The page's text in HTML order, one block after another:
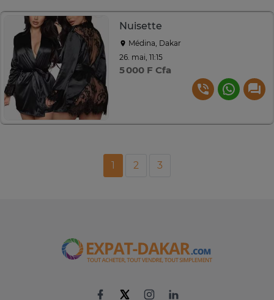
Nuisette
Médina, Dakar
26. mai, 11:15
5 000 F Cfa
1 2 3